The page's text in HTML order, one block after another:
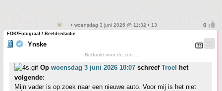
• woensdag 3 juni 2026 @ 11:32 • 13
FOK!Fotograaf / Beeldredactie
Ynske
Bedankt voor de zon...
Op woensdag 3 juni 2026 10:07 schreef Troel
het
volgende:
Mijn vader is op zoek naar een nieuwe auto. Voor mij is het niet